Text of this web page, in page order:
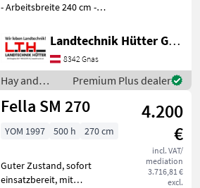
- Arbeitsbreite 240 cm -
Klingeanzahl 8 stück - Sehr
Leicht für Frontanbau -
Antrieb 1000 U / min
Landtechnik Hütter GmbH & Co KG
8342 Gnas
Hay and
forage
equipment /
Premium Plus dealer
Fella SM 270
4.200
€
incl. VAT/
mediation
3.716,81 €
excl.
YOM 1997 500 h 270 cm
Guter Zustand, sofort
einsatzbereit, mit